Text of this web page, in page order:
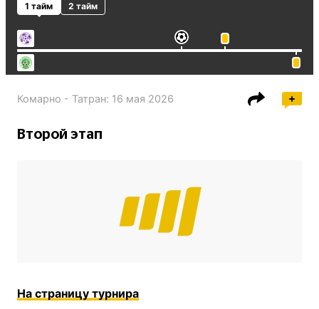
1 тайм 2 тайм
Комарно - Татран: 16 мая 2026
Второй этап
На страницу турнира